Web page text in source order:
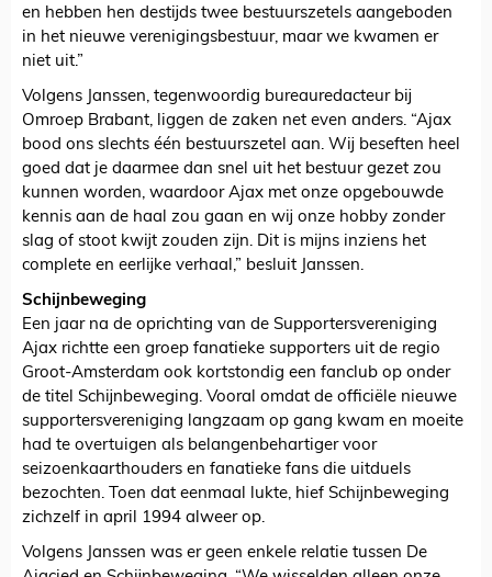
en hebben hen destijds twee bestuurszetels aangeboden
in het nieuwe verenigingsbestuur, maar we kwamen er
niet uit.”
Volgens Janssen, tegenwoordig bureauredacteur bij
Omroep Brabant, liggen de zaken net even anders. “Ajax
bood ons slechts één bestuurszetel aan. Wij beseften heel
goed dat je daarmee dan snel uit het bestuur gezet zou
kunnen worden, waardoor Ajax met onze opgebouwde
kennis aan de haal zou gaan en wij onze hobby zonder
slag of stoot kwijt zouden zijn. Dit is mijns inziens het
complete en eerlijke verhaal,” besluit Janssen.
Schijnbeweging
Een jaar na de oprichting van de Supportersvereniging
Ajax richtte een groep fanatieke supporters uit de regio
Groot-Amsterdam ook kortstondig een fanclub op onder
de titel Schijnbeweging. Vooral omdat de officiële nieuwe
supportersvereniging langzaam op gang kwam en moeite
had te overtuigen als belangenbehartiger voor
seizoenkaarthouders en fanatieke fans die uitduels
bezochten. Toen dat eenmaal lukte, hief Schijnbeweging
zichzelf in april 1994 alweer op.
Volgens Janssen was er geen enkele relatie tussen De